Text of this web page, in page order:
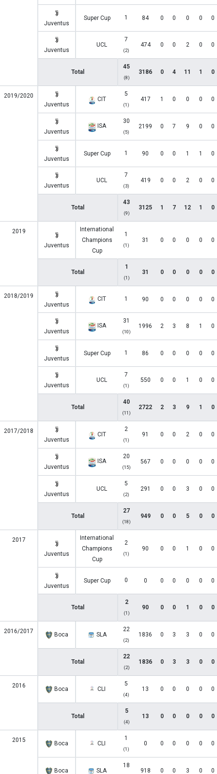
Juventus
Super Cup 1 84 0 0 0 0 0
Juventus
UCL
7
(2)
474 0 0 2 0 0
Total
45
(8)
3186 0 4 11 1 0
2019/2020
Juventus
CIT
5
(1)
417 1 0 0 0 0
Juventus
ISA
30
(5)
2199 0 7 9 0 0
Juventus
Super Cup 1 90 0 0 1 1 0
Juventus
UCL
7
(3)
419 0 0 2 0 0
Total
43
(9)
3125 1 7 12 1 0
2019
Juventus
International
Champions
Cup
1
(1)
31 0 0 0 0 0
Total
1
(1)
31 0 0 0 0 0
2018/2019
Juventus
CIT 1 90 0 0 0 0 0
Juventus
ISA
31
(10)
1996 2 3 8 1 0
Juventus
Super Cup 1 86 0 0 0 0 0
Juventus
UCL
7
(1)
550 0 0 1 0 0
Total
40
(11)
2722 2 3 9 1 0
2017/2018
Juventus
CIT
2
(1)
91 0 0 2 0 0
Juventus
ISA
20
(15)
567 0 0 0 0 0
Juventus
UCL
5
(2)
291 0 0 3 0 0
Total
27
(18)
949 0 0 5 0 0
2017
Juventus
International
Champions
Cup
2
(1)
90 0 0 1 0 0
Juventus
Super Cup 0 0 0 0 0 0 0
Total
2
(1)
90 0 0 1 0 0
2016/2017 Boca SLA
22
(2)
1836 0 3 3 0 0
Total
22
(2)
1836 0 3 3 0 0
2016 Boca CLI
5
(4)
13 0 0 0 0 0
Total
5
(4)
13 0 0 0 0 0
2015 Boca CLI
1
(1)
0 0 0 0 0 0
Boca SLA
18
918 0 0 3 0 0